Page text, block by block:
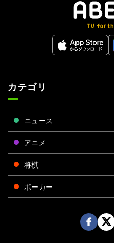
カテゴリ
ニュース
アニメ
将棋
ポーカー